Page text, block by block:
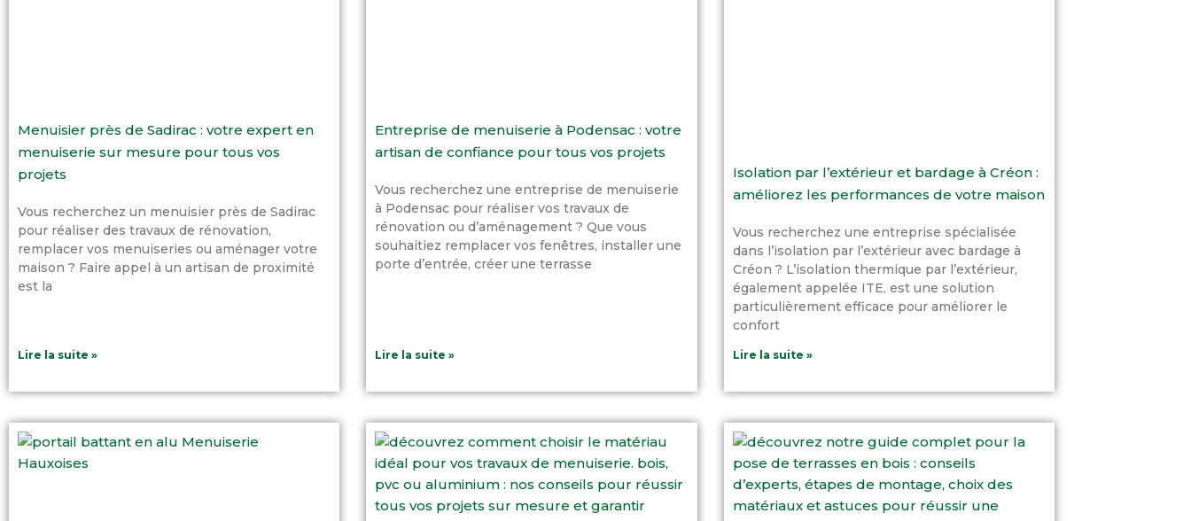
Menuisier près de Sadirac : votre expert en
menuiserie sur mesure pour tous vos
projets
Vous recherchez un menuisier près de Sadirac
pour réaliser des travaux de rénovation,
remplacer vos menuiseries ou aménager votre
maison ? Faire appel à un artisan de proximité
est la
Lire la suite »
Entreprise de menuiserie à Podensac : votre
artisan de confiance pour tous vos projets
Vous recherchez une entreprise de menuiserie
à Podensac pour réaliser vos travaux de
rénovation ou d’aménagement ? Que vous
souhaitiez remplacer vos fenêtres, installer une
porte d’entrée, créer une terrasse
Lire la suite »
Isolation par l’extérieur et bardage à Créon :
améliorez les performances de votre maison
Vous recherchez une entreprise spécialisée
dans l’isolation par l’extérieur avec bardage à
Créon ? L’isolation thermique par l’extérieur,
également appelée ITE, est une solution
particulièrement efficace pour améliorer le
confort
Lire la suite »